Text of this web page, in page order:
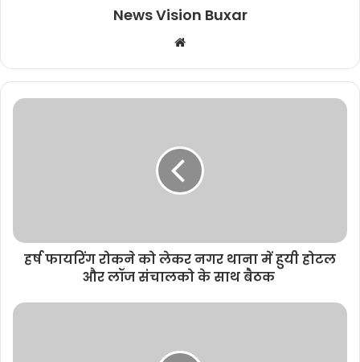
News Vision Buxar
b
s
हर्ष फायरिंग रोकने को लेकर नगर थाना में हुयी होटल
और लॉज संचालको के साथ बैठक